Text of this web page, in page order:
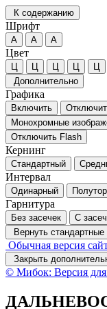
К содержанию
Шрифт
А А А
Цвет
Ц Ц Ц Ц
Ц
Дополнительно
Графика
Включить
Монохромные
Отключить Flash
Кернинг
Стандартный
Интервал
Одинарный
Гарнитура
Без засечек
С
Вернуть стандартные
Обычная версия
Закрыть
© Мибок: Версия для